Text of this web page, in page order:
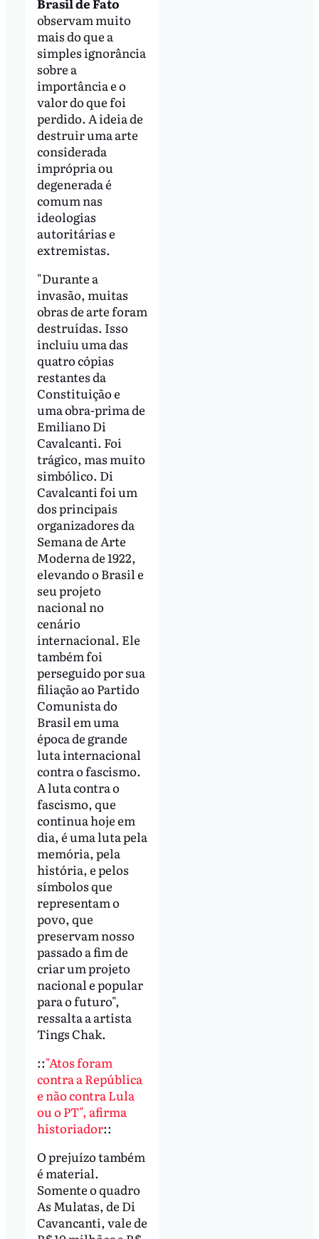
observam muito
mais do que a
simples ignorância
sobre a
importância e o
valor do que foi
perdido. A ideia de
destruir uma arte
considerada
imprópria ou
degenerada é
comum nas
ideologias
autoritárias e
extremistas.
"Durante a
invasão, muitas
obras de arte foram
destruídas. Isso
incluiu uma das
quatro cópias
restantes da
Constituição e
uma obra-prima de
Emiliano Di
Cavalcanti. Foi
trágico, mas muito
simbólico. Di
Cavalcanti foi um
dos principais
organizadores da
Semana de Arte
Moderna de 1922,
elevando o Brasil e
seu projeto
nacional no
cenário
internacional. Ele
também foi
perseguido por sua
filiação ao Partido
Comunista do
Brasil em uma
época de grande
luta internacional
contra o fascismo.
A luta contra o
fascismo, que
continua hoje em
dia, é uma luta pela
memória, pela
história, e pelos
símbolos que
representam o
povo, que
preservam nosso
passado a fim de
criar um projeto
nacional e popular
para o futuro",
ressalta a artista
Tings Chak.
::"Atos foram
contra a República
e não contra Lula
ou o PT", afirma
historiador::
O prejuízo também
é material.
Somente o quadro
As Mulatas, de Di
Cavancanti, vale de